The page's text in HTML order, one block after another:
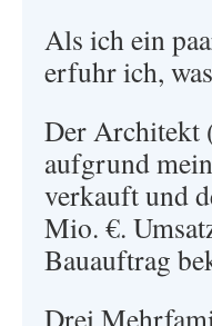
Als ich ein
erfuhr ich,
Der Architekt
aufgrund
verkauft und
Mio. €.
Bauauftrag
Drei